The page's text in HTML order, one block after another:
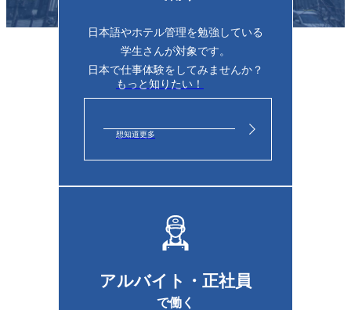
日本語やホテル管理を勉強している
学生さんが対象です。
日本で仕事体験をしてみませんか？
もっと知りたい！
想知道更多
アルバイト・正社員
で働く